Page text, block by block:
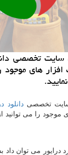
تخصصی
های موجود
سایت تخصصیدانلود
را می توانید
درایور می توان